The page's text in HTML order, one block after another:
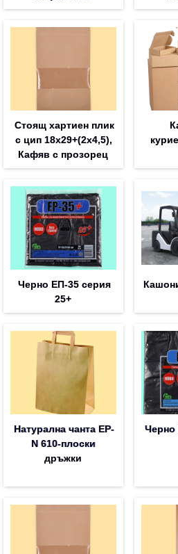
Стоящ хартиен плик
с цип 18х29+(2х4,5),
Кафяв с прозорец
Черно ЕП-35 серия
25+
Натурална чанта EP-
N 610-плоски
дръжки
Черно